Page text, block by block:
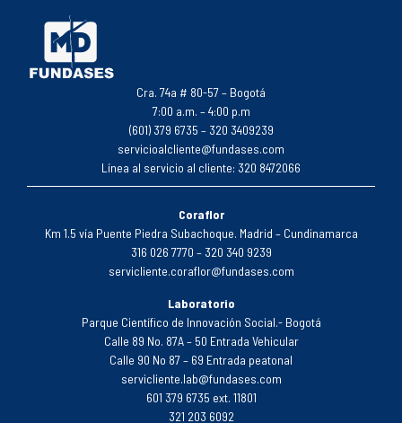
Cra. 74a # 80-57 – Bogotá
7:00 a.m. – 4:00 p.m
(601) 379 6735 – 320 3409239
servicioalcliente@fundases.com
Línea al servicio al cliente: 320 8472066
Coraflor
Km 1.5 vía Puente Piedra Subachoque. Madrid – Cundinamarca
316 026 7770 – 320 340 9239
servicliente.coraflor@fundases.com
Laboratorio
Parque Científico de Innovación Social.- Bogotá
Calle 89 No. 87A – 50 Entrada Vehicular
Calle 90 No 87 – 69 Entrada peatonal
servicliente.lab@fundases.com
601 379 6735 ext. 11801
321 203 6092